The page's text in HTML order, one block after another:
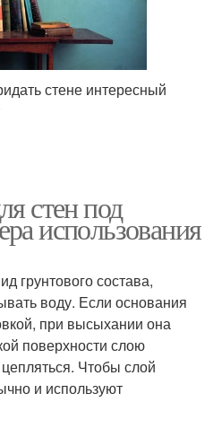
стене интересный
стен под
использования
грунтового состава,
воду. Если основания
при высыхании она
поверхности слою
цепляться. Чтобы слой
и используют